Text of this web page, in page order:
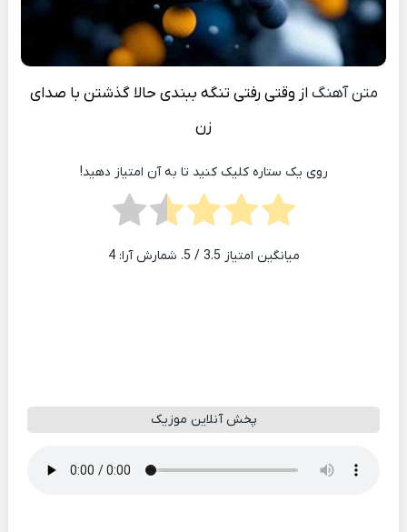
متن آهنگ از وقتی رفتی تنگه ببندی حالا گذشتن با صدای
زن
روی یک ستاره کلیک کنید تا به آن امتیاز دهید!
میانگین امتیاز 3.5 / 5. شمارش آرا: 4
پخش آنلاین موزیک